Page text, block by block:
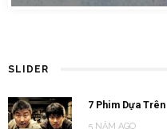
SLIDER
7 Phim Dựa
5 NĂM AGO